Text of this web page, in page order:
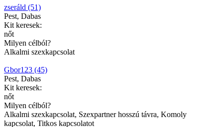
zseráld (51)
Pest, Dabas
Kit keresek:
nőt
Milyen célból?
Alkalmi szexkapcsolat
Gbor123 (45)
Pest, Dabas
Kit keresek:
nőt
Milyen célból?
Alkalmi szexkapcsolat, Szexpartner hosszú távra, Komoly
kapcsolat, Titkos kapcsolatot